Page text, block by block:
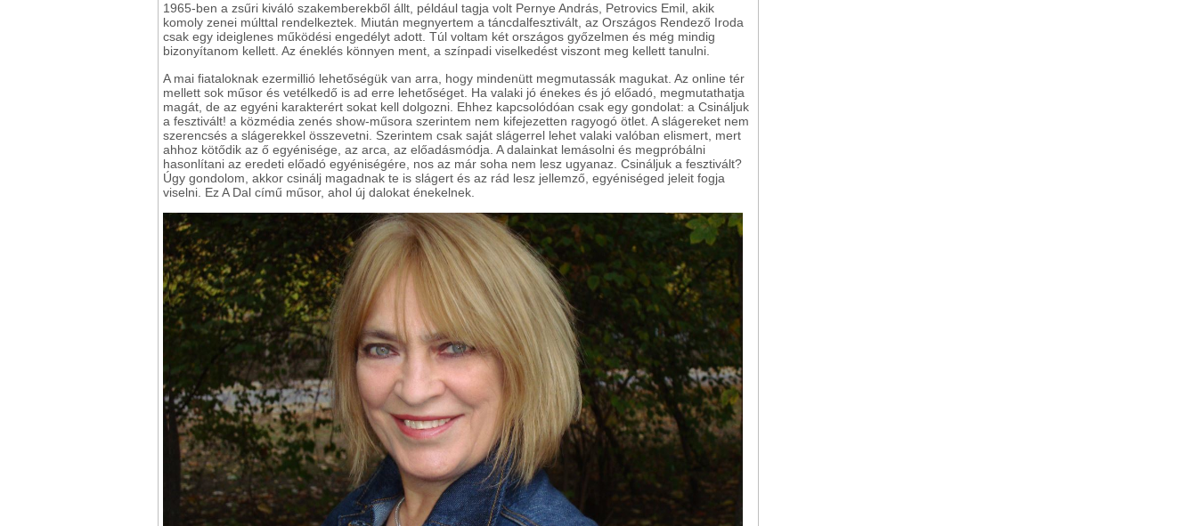
1965-ben a zsűri kiváló szakemberekből állt, például tagja volt Pernye András, Petrovics Emil, akik
komoly zenei múlttal rendelkeztek. Miután megnyertem a táncdalfesztivált, az Országos Rendező Iroda
csak egy ideiglenes működési engedélyt adott. Túl voltam két országos győzelmen és még mindig
bizonyítanom kellett. Az éneklés könnyen ment, a színpadi viselkedést viszont meg kellett tanulni.
A mai fiataloknak ezermillió lehetőségük van arra, hogy mindenütt megmutassák magukat. Az online tér
mellett sok műsor és vetélkedő is ad erre lehetőséget. Ha valaki jó énekes és jó előadó, megmutathatja
magát, de az egyéni karakterért sokat kell dolgozni. Ehhez kapcsolódóan csak egy gondolat: a Csináljuk
a fesztivált! a közmédia zenés show-műsora szerintem nem kifejezetten ragyogó ötlet. A slágereket nem
szerencsés a slágerekkel összevetni. Szerintem csak saját slágerrel lehet valaki valóban elismert, mert
ahhoz kötődik az ő egyénisége, az arca, az előadásmódja. A dalainkat lemásolni és megpróbálni
hasonlítani az eredeti előadó egyéniségére, nos az már soha nem lesz ugyanaz. Csináljuk a fesztivált?
Úgy gondolom, akkor csinálj magadnak te is slágert és az rád lesz jellemző, egyéniséged jeleit fogja
viselni. Ez A Dal című műsor, ahol új dalokat énekelnek.